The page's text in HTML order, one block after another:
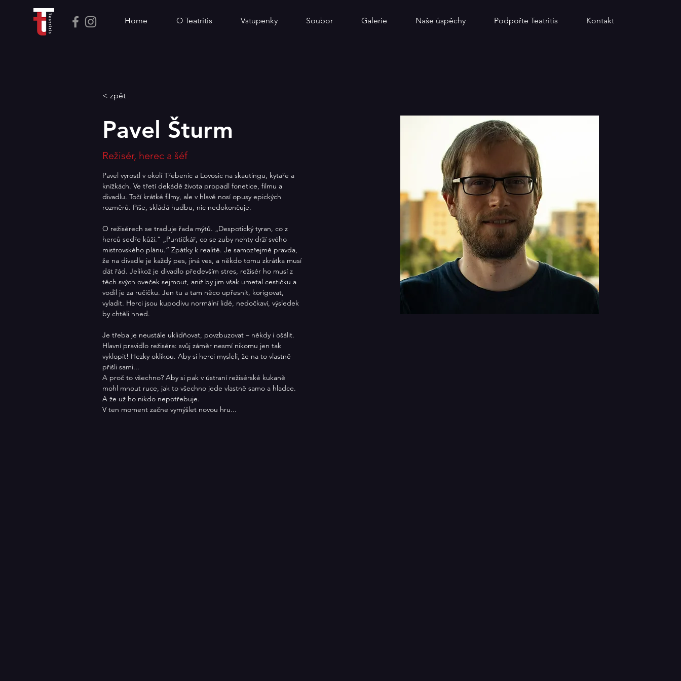
Home O Teatritis Vstupenky Soubor Galerie Naše úspěchy Podpořte Teatritis Kontakt
< zpět
Pavel Šturm
Režisér, herec a šéf
Pavel vyrostl v okolí Třebenic a Lovosic na skautingu, kytaře a
knížkách. Ve třetí dekádě života propadl fonetice, filmu a
divadlu. Točí krátké filmy, ale v hlavě nosí opusy epických
rozměrů. Píše, skládá hudbu, nic nedokončuje.
O režisérech se traduje řada mýtů. „Despotický tyran, co z
herců sedře kůži.“ „Puntičkář, co se zuby nehty drží svého
mistrovského plánu.“ Zpátky k realitě. Je samozřejmě pravda,
že na divadle je každý pes, jiná ves, a někdo tomu zkrátka musí
dát řád. Jelikož je divadlo především stres, režisér ho musí z
těch svých oveček sejmout, aniž by jim však umetal cestičku a
vodil je za ručičku. Jen tu a tam něco upřesnit, korigovat,
vyladit. Herci jsou kupodivu normální lidé, nedočkaví, výsledek
by chtěli hned.
Je třeba je neustále uklidňovat, povzbuzovat – někdy i ošálit.
Hlavní pravidlo režiséra: svůj záměr nesmí nikomu jen tak
vyklopit! Hezky oklikou. Aby si herci mysleli, že na to vlastně
přišli sami...
A proč to všechno? Aby si pak v ústraní režisérské kukaně
mohl mnout ruce, jak to všechno jede vlastně samo a hladce.
A že už ho nikdo nepotřebuje.
V ten moment začne vymýšlet novou hru...